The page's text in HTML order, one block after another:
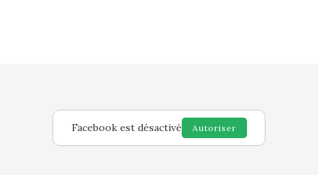
Facebook est désactivé Autoriser